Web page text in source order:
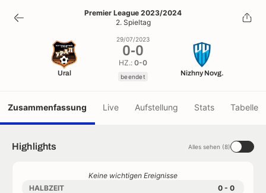
0-0
beendet
Premier League 2023/2024
2. Spieltag
Ural
29/07/2023
0-0
HZ.: 0-0
beendet Nizhny Novg.
Zusammenfassung Live Aufstellung Stats Tabelle
Highlights Alles sehen (8)
Keine wichtigen Ereignisse
HALBZEIT
0 - 0